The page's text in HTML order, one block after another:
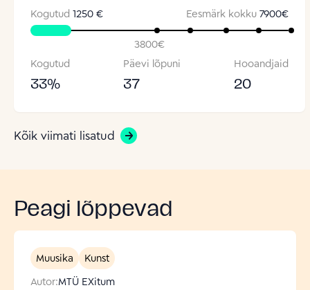
Kogutud 1250 € Eesmärk kokku 7900€
3800€
Kogutud
33%
Päevi lõpuni
37
Hooandjaid
20
Kõik viimati lisatud
Peagi lõppevad
Muusika
Kunst
Autor:MTÜ EXitum